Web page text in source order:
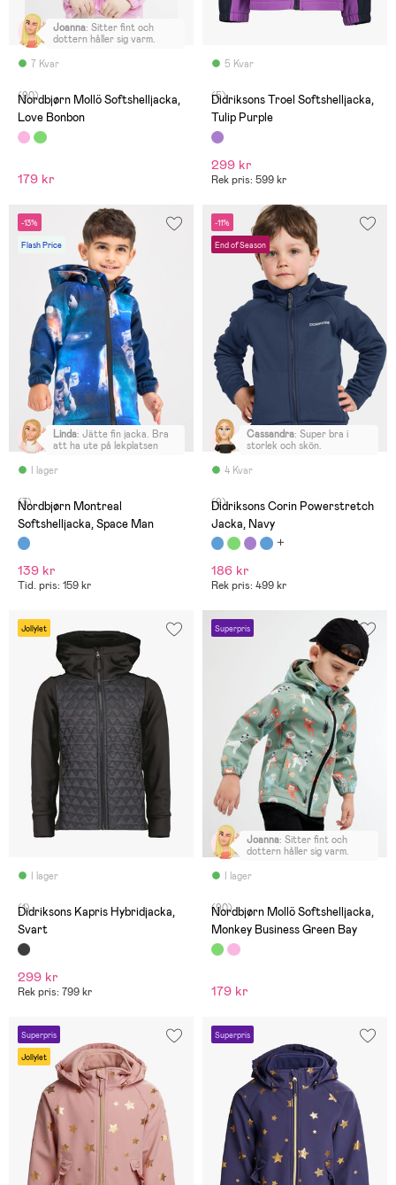
7 Kvar
Joanna: Sitter fint och
dottern håller sig varm.
(90)
Nordbjørn Mollö Softshelljacka,
Love Bonbon
179 kr
5 Kvar
(5)
Didriksons Troel Softshelljacka,
Tulip Purple
299 kr
Rek pris: 599 kr
-13%
Flash Price
I lager
Linda: Jätte fin jacka. Bra
att ha ute på lekplatsen
(3)
Nordbjørn Montreal
Softshelljacka, Space Man
139 kr
Tid. pris: 159 kr
-11%
End of Season
4 Kvar
Cassandra: Super bra i
storlek och skön.
(9)
Didriksons Corin Powerstretch
Jacka, Navy
186 kr
Rek pris: 499 kr
Jollylet
I lager
(1)
Didriksons Kapris Hybridjacka,
Svart
299 kr
Rek pris: 799 kr
Superpris
I lager
Joanna: Sitter fint och
dottern håller sig varm.
(90)
Nordbjørn Mollö Softshelljacka,
Monkey Business Green Bay
179 kr
Superpris
Jollylet
Superpris